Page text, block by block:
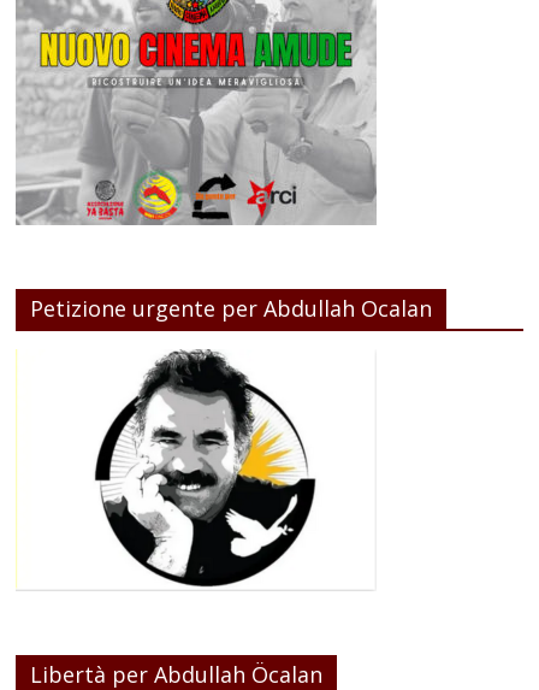
Petizione urgente per Abdullah Ocalan
Libertà per Abdullah Öcalan